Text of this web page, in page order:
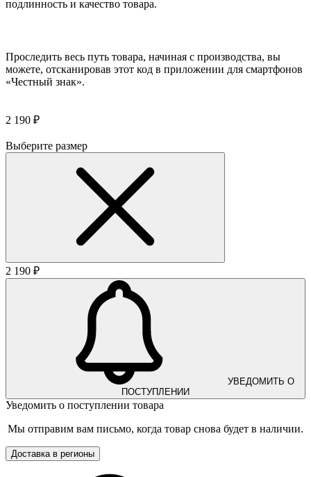
подлинность и качество товара.
Проследить весь путь товара, начиная с производства, вы
можете, отсканировав этот код в приложении для смартфонов
«Честный знак».
2 190 ₽
Выберите размер
2 190 ₽
УВЕДОМИТЬ О
ПОСТУПЛЕНИИ
Уведомить о поступлении товара
Мы отправим вам письмо, когда товар снова будет в наличии.
Доставка в регионы